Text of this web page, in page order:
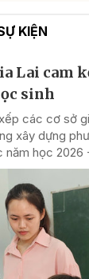
KIỆN
Lai cam
sinh
các cơ sở
xây dựng
học 2026